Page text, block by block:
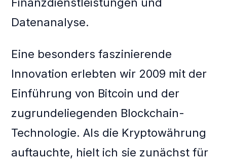
Datenanalyse.
Eine besonders faszinierende
Innovation erlebten wir 2009 mit der
Einführung von Bitcoin und der
zugrundeliegenden Blockchain-
Technologie. Als die Kryptowährung
auftauchte, hielt ich sie zunächst für